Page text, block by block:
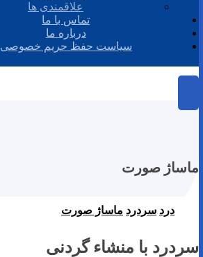
علاقمندی ها
تماس با ما
درباره ما
سیاست حفظ حریم خصوصی
ماساژ صورت
درد سردرد ماساژ صورت
سردرد با منشاء گردنی